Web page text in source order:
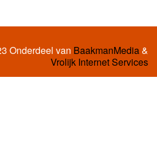
Onderdeel van BaakmanMedia&
Vrolijk Internet Services